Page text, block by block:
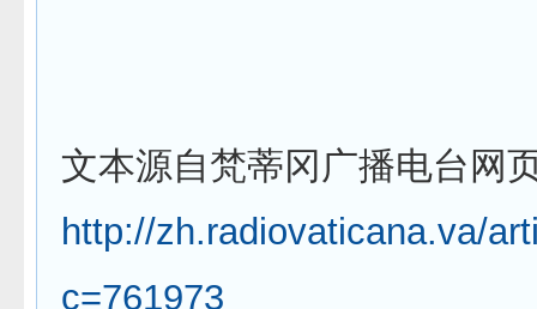
文本源自梵蒂冈广播电台网
http://zh.radiovaticana.va/
c=761973